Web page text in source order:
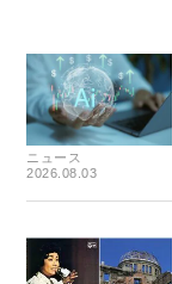
ニュース
2026.08.03